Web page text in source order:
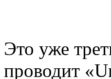
Это уже
проводит